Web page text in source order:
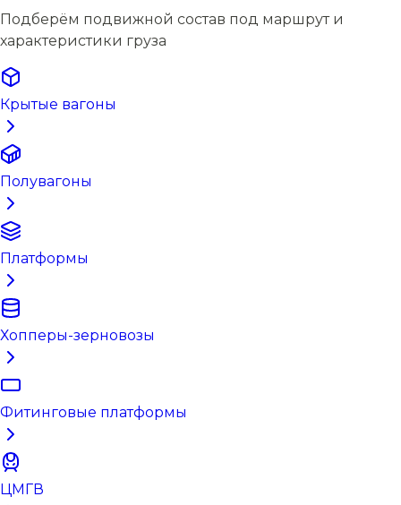
Подберём подвижной состав под маршрут и
характеристики груза
Крытые вагоны
Полувагоны
Платформы
Хопперы-зерновозы
Фитинговые платформы
ЦМГВ